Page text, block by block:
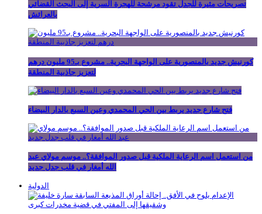
تصريحات مثيرة للجدل تقود مرشحة للهجرة السرية إلى البحث القضائي
بالعرائش
كورنيش جديد بالمنصورية على الواجهة البحرية.. مشروع بـ95 مليون درهم
لتعزيز جاذبية المنطقة
فتح شارع جديد يربط بين الحي المحمدي وعين السبع بالدار البيضاء
من استعمل اسم الرعاية الملكية قبل صدور الموافقة؟.. موسم مولاي عبد
الله أمغار في قلب جدل جديد
الدولية